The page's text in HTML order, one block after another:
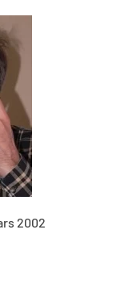
2002